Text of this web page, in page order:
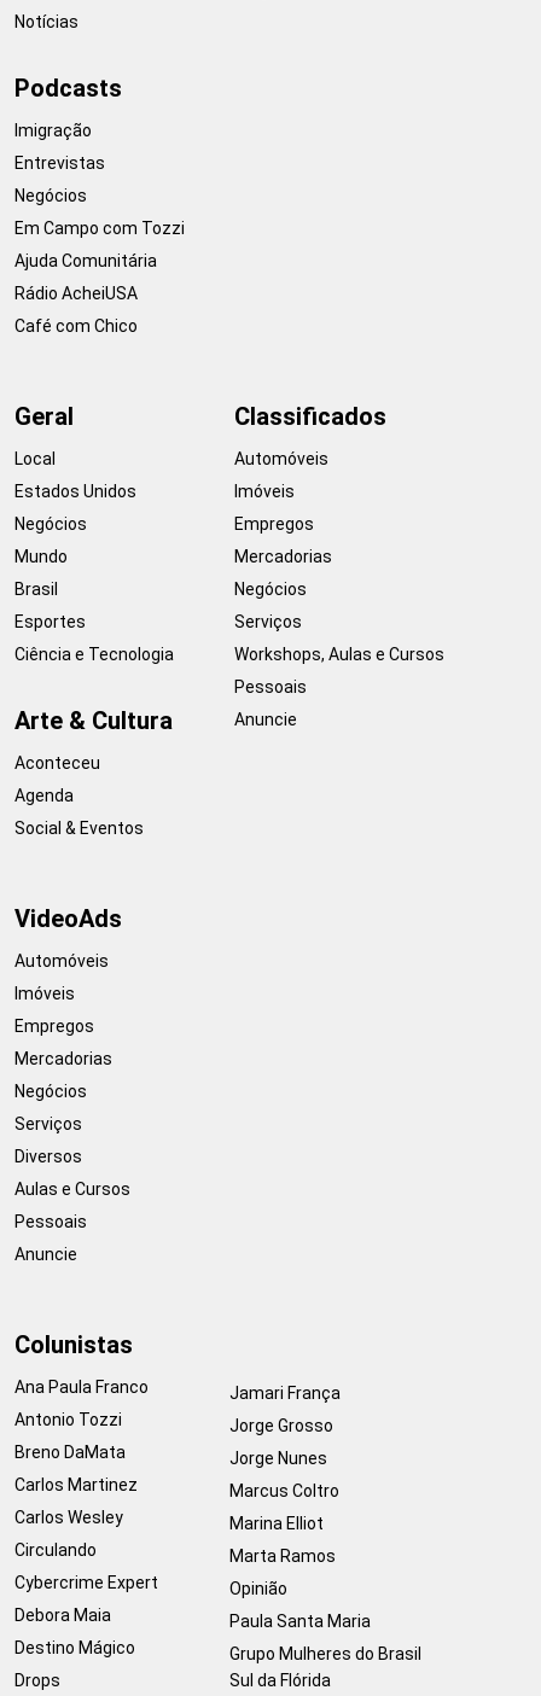
Notícias
Podcasts
Imigração
Entrevistas
Negócios
Em Campo com Tozzi
Ajuda Comunitária
Rádio AcheiUSA
Café com Chico
Geral
Local
Estados Unidos
Negócios
Mundo
Brasil
Esportes
Ciência e Tecnologia
Arte & Cultura
Aconteceu
Agenda
Social & Eventos
Classificados
Automóveis
Imóveis
Empregos
Mercadorias
Negócios
Serviços
Workshops, Aulas e Cursos
Pessoais
Anuncie
VideoAds
Automóveis
Imóveis
Empregos
Mercadorias
Negócios
Serviços
Diversos
Aulas e Cursos
Pessoais
Anuncie
Colunistas
Ana Paula Franco
Antonio Tozzi
Breno DaMata
Carlos Martinez
Carlos Wesley
Circulando
Cybercrime Expert
Debora Maia
Destino Mágico
Drops
Jamari França
Jorge Grosso
Jorge Nunes
Marcus Coltro
Marina Elliot
Marta Ramos
Opinião
Paula Santa Maria
Grupo Mulheres do Brasil
Sul da Flórida